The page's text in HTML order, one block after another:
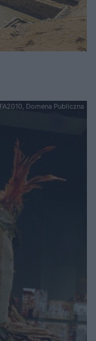
Domena Publiczna